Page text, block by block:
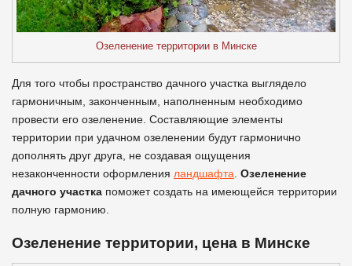
Озеленение территории в Минске
Для того чтобы пространство дачного участка выглядело
гармоничным, законченным, наполненным необходимо
провести его озеленение. Составляющие элементы
территории при удачном озеленении будут гармонично
дополнять друг друга, не создавая ощущения
незаконченности оформления ландшафта Озеленение
дачного участка поможет создать на имеющейся территории
полную гармонию.
Озеленение территории, цена в Минске